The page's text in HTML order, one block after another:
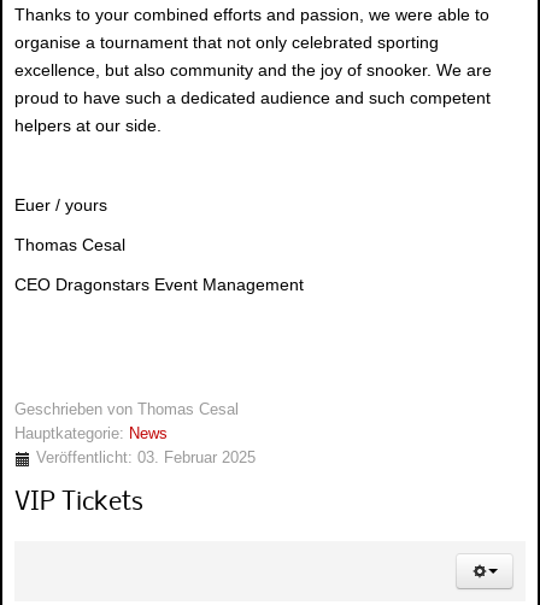
Thanks to your combined efforts and passion, we were able to
organise a tournament that not only celebrated sporting
excellence, but also community and the joy of snooker. We are
proud to have such a dedicated audience and such competent
helpers at our side.
Euer / yours
Thomas Cesal
CEO Dragonstars Event Management
Geschrieben von
Thomas Cesal
Hauptkategorie: News
Veröffentlicht: 03. Februar 2025
VIP Tickets